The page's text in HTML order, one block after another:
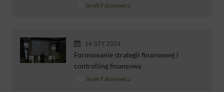
Jacek Fabisiewicz
14 STY 2024
Formowanie strategii finansowej i
controlling finansowy
Jacek Fabisiewicz